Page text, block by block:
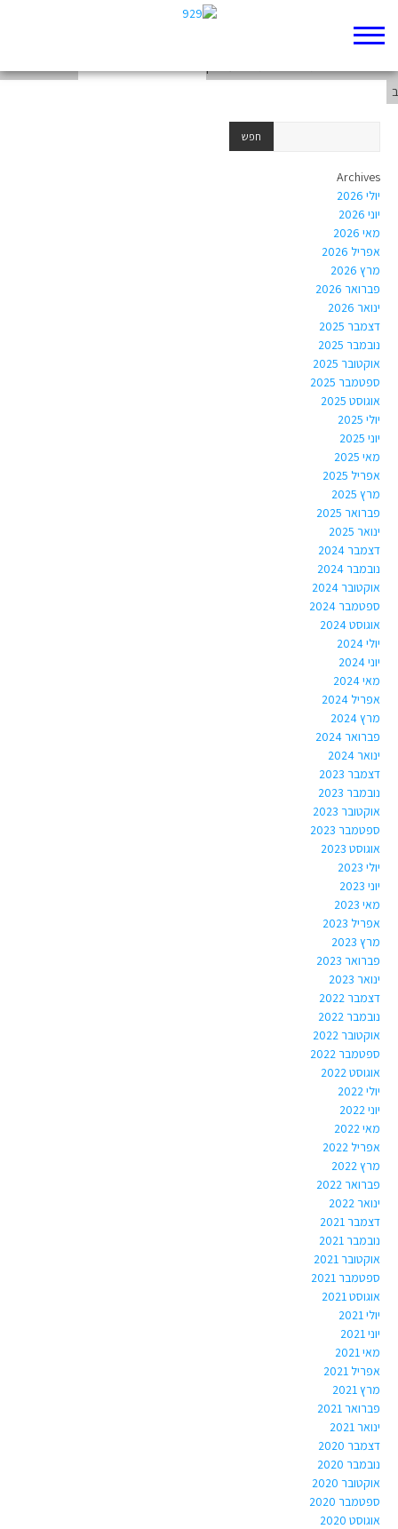
ב
Archives
יולי 2026
יוני 2026
מאי 2026
אפריל 2026
מרץ 2026
פברואר 2026
ינואר 2026
דצמבר 2025
נובמבר 2025
אוקטובר 2025
ספטמבר 2025
אוגוסט 2025
יולי 2025
יוני 2025
מאי 2025
אפריל 2025
מרץ 2025
פברואר 2025
ינואר 2025
דצמבר 2024
נובמבר 2024
אוקטובר 2024
ספטמבר 2024
אוגוסט 2024
יולי 2024
יוני 2024
מאי 2024
אפריל 2024
מרץ 2024
פברואר 2024
ינואר 2024
דצמבר 2023
נובמבר 2023
אוקטובר 2023
ספטמבר 2023
אוגוסט 2023
יולי 2023
יוני 2023
מאי 2023
אפריל 2023
מרץ 2023
פברואר 2023
ינואר 2023
דצמבר 2022
נובמבר 2022
אוקטובר 2022
ספטמבר 2022
אוגוסט 2022
יולי 2022
יוני 2022
מאי 2022
אפריל 2022
מרץ 2022
פברואר 2022
ינואר 2022
דצמבר 2021
נובמבר 2021
אוקטובר 2021
ספטמבר 2021
אוגוסט 2021
יולי 2021
יוני 2021
מאי 2021
אפריל 2021
מרץ 2021
פברואר 2021
ינואר 2021
דצמבר 2020
נובמבר 2020
אוקטובר 2020
ספטמבר 2020
אוגוסט 2020